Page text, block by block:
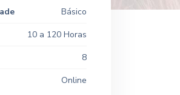
Básico
10 a 120 Horas
8
Online